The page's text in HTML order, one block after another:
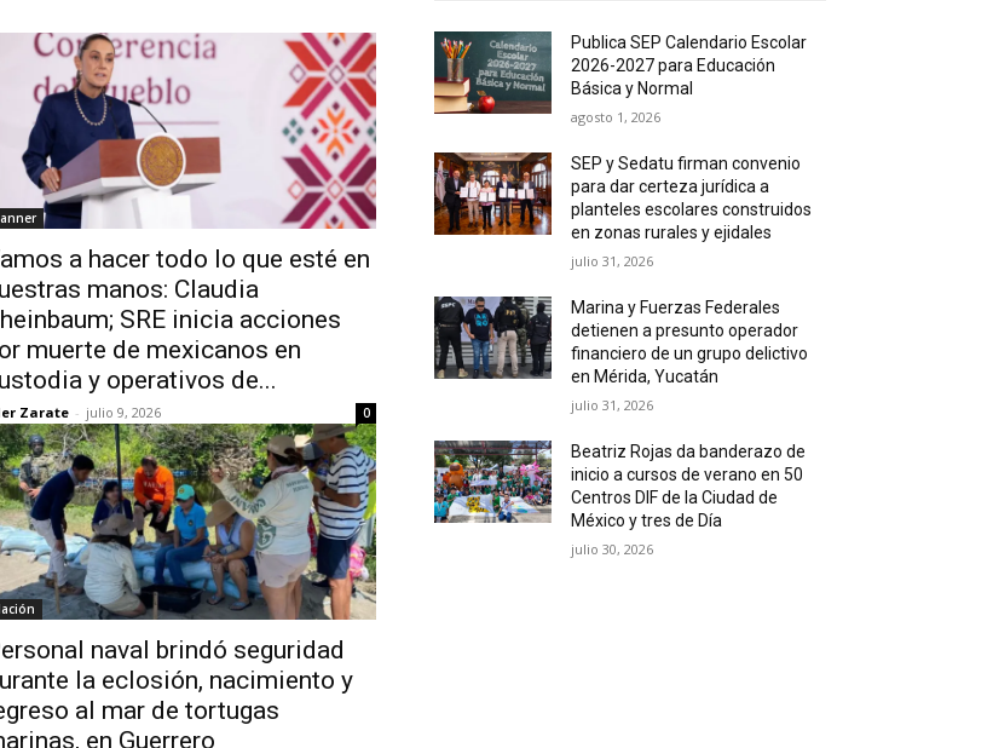
a hacer todo lo que esté en
manos: Claudia
SRE inicia acciones
muerte de mexicanos en
y operativos de...
Zarate - julio 9, 2026 0
naval brindó seguridad
la eclosión, nacimiento y
al mar de tortugas
en Guerrero
Publica SEP Calendario Escolar
2026-2027 para Educación
Básica y Normal
agosto 1, 2026
SEP y Sedatu firman convenio
para dar certeza jurídica a
planteles escolares construidos
en zonas rurales y ejidales
julio 31, 2026
Marina y Fuerzas Federales
detienen a presunto operador
financiero de un grupo delictivo
en Mérida, Yucatán
julio 31, 2026
Beatriz Rojas da banderazo de
inicio a cursos de verano en 50
Centros DIF de la Ciudad de
México y tres de Día
julio 30, 2026